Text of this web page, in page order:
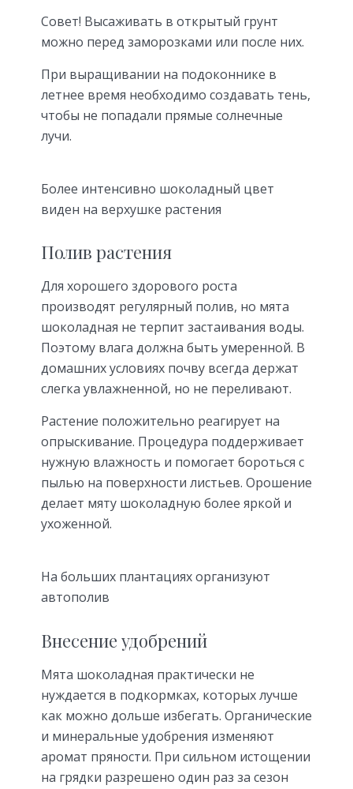
Совет! Высаживать в открытый грунт
можно перед заморозками или после них.
При выращивании на подоконнике в
летнее время необходимо создавать тень,
чтобы не попадали прямые солнечные
лучи.
Более интенсивно шоколадный цвет
виден на верхушке растения
Полив растения
Для хорошего здорового роста
производят регулярный полив, но мята
шоколадная не терпит застаивания воды.
Поэтому влага должна быть умеренной. В
домашних условиях почву всегда держат
слегка увлажненной, но не переливают.
Растение положительно реагирует на
опрыскивание. Процедура поддерживает
нужную влажность и помогает бороться с
пылью на поверхности листьев. Орошение
делает мяту шоколадную более яркой и
ухоженной.
На больших плантациях организуют
автополив
Внесение удобрений
Мята шоколадная практически не
нуждается в подкормках, которых лучше
как можно дольше избегать. Органические
и минеральные удобрения изменяют
аромат пряности. При сильном истощении
на грядки разрешено один раз за сезон